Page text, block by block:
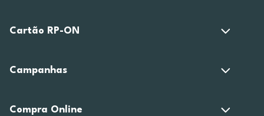
Cartão RP-ON
Campanhas
Compra Online